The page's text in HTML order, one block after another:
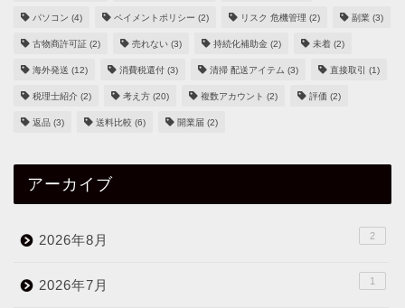
パソコン (4) ペイメントポリシー (2) リスク 危機管理 (2) 副業 (3)
古物商許可証 (2) 売れない (3) 持続化補助金 (2) 未着 (2)
海外発送 (12) 消費税還付 (3) 清掃 配送アイテム (3) 直接取引 (1)
税理士紹介 (2) 考え方 (20) 複数アカウント (2) 評価 (2)
返品 (3) 送料比較 (6) 開業届 (2)
アーカイブ
2026年8月 2
2026年7月 1